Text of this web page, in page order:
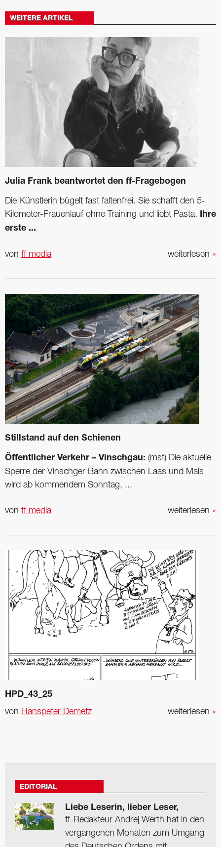
WEITERE ARTIKEL
Julia Frank beantwortet den ff-Fragebogen
Die Künstlerin bügelt fast faltenfrei. Sie schafft den 5-
Kilometer-Frauenlauf ohne Training und liebt Pasta. Ihre
erste ...
weiterlesen »
von ff media
Stillstand auf den Schienen
Öffentlicher Verkehr – Vinschgau: (mst) Die aktuelle
Sperre der Vinschger Bahn zwischen Laas und Mals
wird ab kommendem Sonntag, ...
weiterlesen »
von ff media
HPD_43_25
weiterlesen »
von Hanspeter Demetz
EDITORIAL
Liebe Leserin, lieber Leser,
ff-Redakteur Andrej Werth hat in den
vergangenen Monaten zum Umgang